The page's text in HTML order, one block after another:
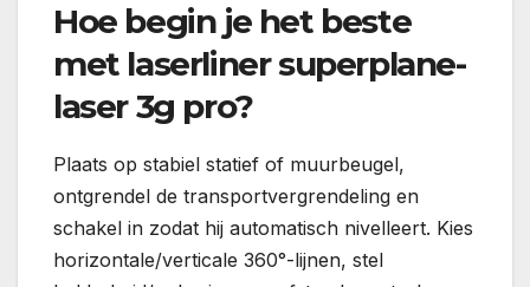
Hoe begin je het beste
met laserliner superplane-
laser 3g pro?
Plaats op stabiel statief of muurbeugel,
ontgrendel de transportvergrendeling en
schakel in zodat hij automatisch nivelleert. Kies
horizontale/verticale 360°-lijnen, stel